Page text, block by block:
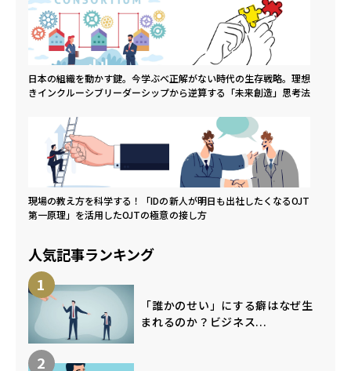
日本の組織を動かす鍵。今学ぶべ
きインクルーシブリーダーシップ
正解がない時代の生存戦略。理想
から逆算する「未来創造」思考法
現場の教え方を科学する！「IDの
第一原理」を活用したOJTの極意
新人が明日も出社したくなるOJT
の接し方
人気記事ランキング
1
「誰かのせい」にする癖はなぜ生
まれるのか？ビジネス...
2